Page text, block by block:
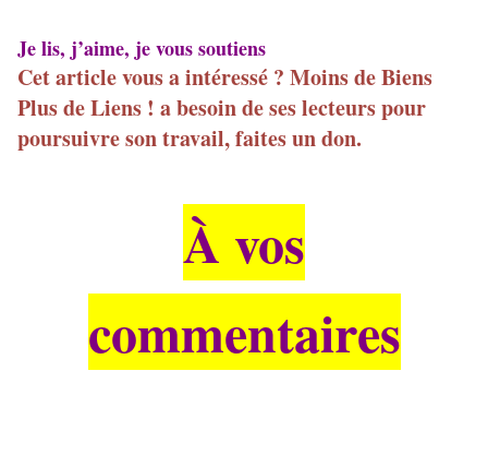
Je lis, j’aime, je vous soutiens
Cet article vous a intéressé ? Moins de Biens
Plus de Liens ! a besoin de ses lecteurs pour
poursuivre son travail, faites un don.
À vos
commentaires